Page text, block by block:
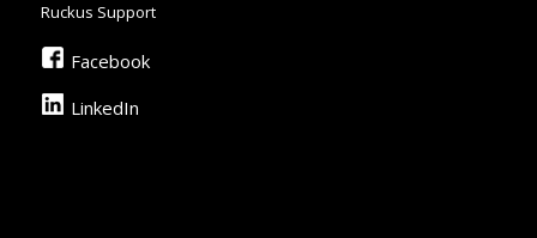
Ruckus Support
Facebook
LinkedIn